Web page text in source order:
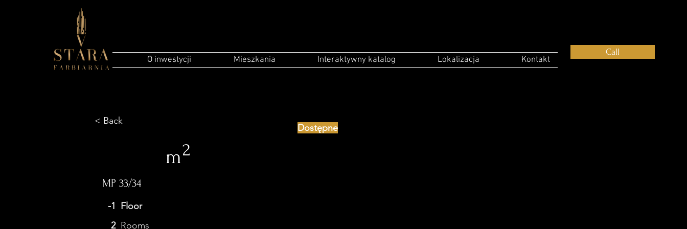
O inwestycji Mieszkania Interaktywny katalog Lokalizacja Kontakt
Call
< Back
m2
Dostępne
MP 33/34
-1
Floor
2 Rooms